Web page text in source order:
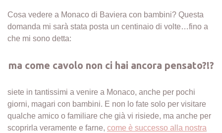
Cosa vedere a Monaco di Baviera con bambini? Questa
domanda mi sarà stata posta un centinaio di volte…fino a
che mi sono detta:
ma come cavolo non ci hai ancora pensato?!?
siete in tantissimi a venire a Monaco, anche per pochi
giorni, magari con bambini. E non lo fate solo per visitare
qualche amico o familiare che già vi risiede, ma anche per
scoprirla veramente e farne, come è successo alla nostra